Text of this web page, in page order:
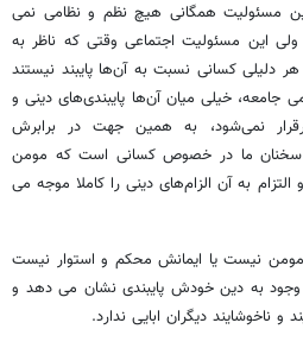
مسئولیت همگانی هیچ نظم و نظامی نمی
ولی این مسئولیت اجتماعی وقتی که ناظر به
دلیلی کسانی نسبت به آن‌ها پایبند نیستند
خیلی میان آن‌ها پایبندی‌های دینی و
نمی‌شود، به همین جهت در برابرش
سخنان ما در خصوص کسانی است که مومن
به آن الزام‌های دینی را کاملا موجه می
نیست یا ایمانش محکم و استوار نیست
به دین خودش پایبندی نشان می دهد و
و ناخوشایند دیگران ابایی ندارد.